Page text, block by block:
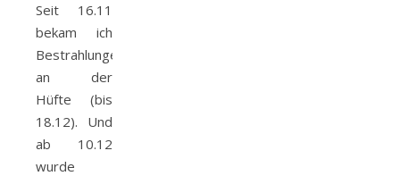
Seit 16.11
bekam ich
Bestrahlungen
an der
Hüfte (bis
18.12). Und
ab 10.12
wurde